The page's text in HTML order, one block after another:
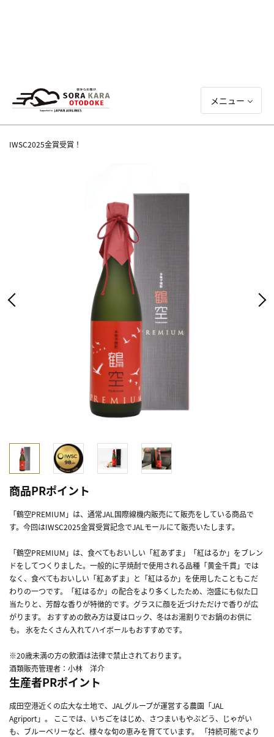
メニュー
IWSC2025金賞受賞！
商品PRポイント
「鶴空PREMIUM」は、通常JAL国際線機内販売にて販売をしている商品で
す。今回はIWSC2025金賞受賞記念でJALモールにて販売いたします。
「鶴空PREMIUM」は、食べてもおいしい「紅あずま」「紅はるか」をブレン
ドをしてつくりました。一般的に芋焼酎で使用される品種「黄金千貫」では
なく、食べてもおいしい「紅あずま」と「紅はるか」を使用したこともこだ
わりの一つです。「紅はるか」の配合をより多くしたため、泡盛にも似た口
当たりと、芳醇な香りが特徴的です。グラスに顔を近づけただけで香りが広
がります。 おすすめの飲み方は夏はロック、冬はお湯割りでお鍋のお供に
も。 氷をたくさん入れてハイボールもおすすめです。
※20歳未満の方の飲酒は法律で禁止されております。
酒類販売管理者：小林 洋介
生産者PRポイント
成田空港近くの広大な土地で、JALグループが運営する農園「JAL
Agriport」。 ここでは、いちごをはじめ、さつまいもやぶどう、じゃがい
も、ブルーベリーなど、様々な旬の恵みを育てています。 「持続可能でより